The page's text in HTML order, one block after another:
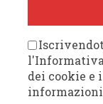
dei cookie e